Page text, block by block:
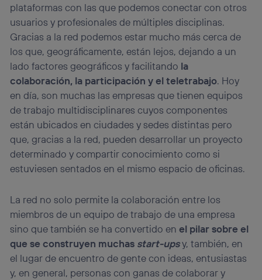
plataformas con las que podemos conectar con otros
usuarios y profesionales de múltiples disciplinas.
Gracias a la red podemos estar mucho más cerca de
los que, geográficamente, están lejos, dejando a un
lado factores geográficos y facilitando la
colaboración, la participación y el teletrabajo. Hoy
en día, son muchas las empresas que tienen equipos
de trabajo multidisciplinares cuyos componentes
están ubicados en ciudades y sedes distintas pero
que, gracias a la red, pueden desarrollar un proyecto
determinado y compartir conocimiento como si
estuviesen sentados en el mismo espacio de oficinas.
La red no solo permite la colaboración entre los
miembros de un equipo de trabajo de una empresa
sino que también se ha convertido enel pilar sobre el
que se construyen muchas start-upsy, también, en
el lugar de encuentro de gente con ideas, entusiastas
y, en general, personas con ganas de colaborar y